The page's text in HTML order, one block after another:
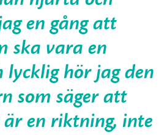
en gång att
ska vara en
lycklig hör jag den
som säger att
en riktning, inte